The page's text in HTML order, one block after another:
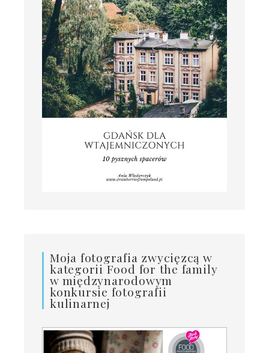
Moja fotografia zwycięzcą w
kategorii Food for the family
w międzynarodowym
konkursie fotografii
kulinarnej